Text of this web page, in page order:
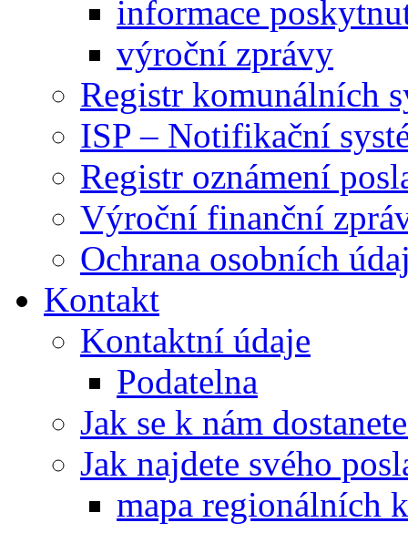
informace
výroční zprávy
Registr komunálních
ISP – Notifikační
Registr oznámení
Výroční finanční
Ochrana osobních
Kontakt
Kontaktní údaje
Podatelna
Jak se k nám
Jak najdete svého
mapa regionálních